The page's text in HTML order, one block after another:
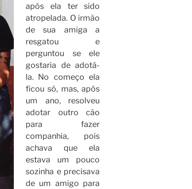
após ela ter sido
atropelada. O irmão
de sua amiga a
resgatou e
perguntou se ele
gostaria de adotá-
la. No começo ela
ficou só, mas, após
um ano, resolveu
adotar outro cão
para fazer
companhia, pois
achava que ela
estava um pouco
sozinha e precisava
de um amigo para